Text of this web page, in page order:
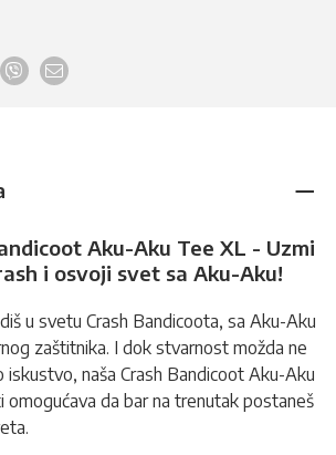
Aku-Aku Tee XL - Uzmi
i osvoji svet sa Aku-Aku!
u svetu Crash Bandicoota, sa Aku-Aku
zaštitnika. I dok stvarnost možda ne
iskustvo, naša Crash Bandicoot Aku-Aku
omogućava da bar na trenutak postaneš